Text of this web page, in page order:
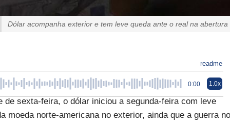
Dólar acompanha exterior e tem leve queda ante o real na abertura
readme
0:00 1.0x
sexta-feira, o dólar iniciou a segunda-feira com leve
moeda norte-americana no exterior, ainda que a guerra no